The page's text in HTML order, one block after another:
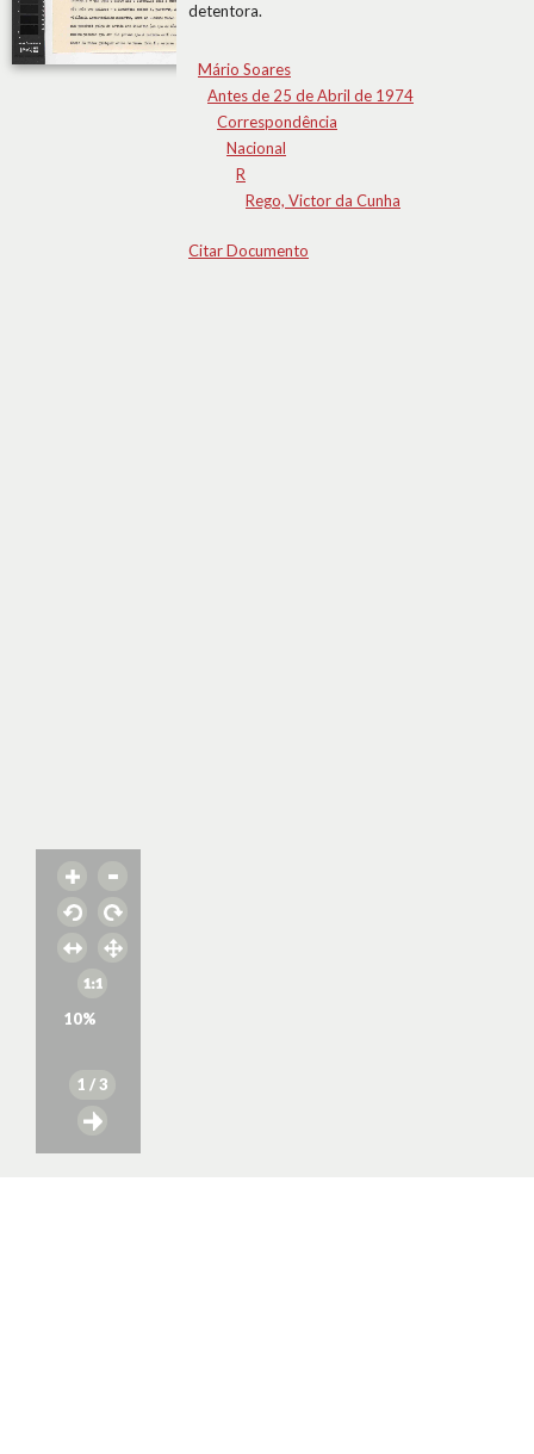
10%
1 / 3
detentora.
Mário Soares
Antes de 25 de Abril de 1974
Correspondência
Nacional
R
Rego, Victor da Cunha
Citar Documento